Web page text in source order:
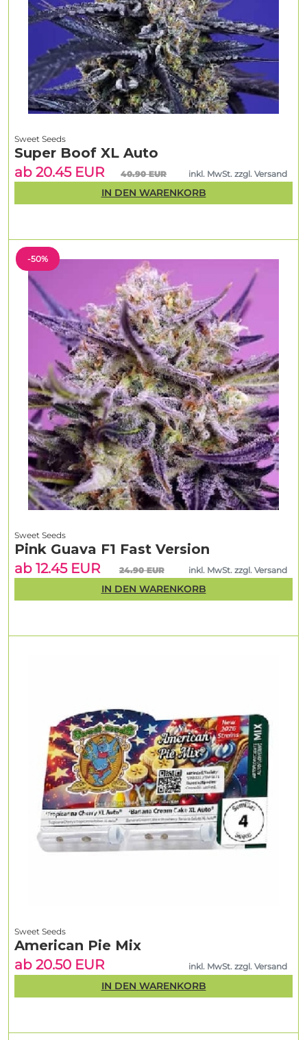
Sweet Seeds
American Pie Mix
ab 20.50 EUR
inkl. MwSt. zzgl. Versand
IN DEN WARENKORB
-50%
Sweet Seeds
Pink Guava F1 Fast Version
ab 12.45 EUR
24.90 EUR inkl. MwSt. zzgl. Versand
IN DEN WARENKORB
Sweet Seeds
Super Boof XL Auto
ab 20.45 EUR
40.90 EUR inkl. MwSt. zzgl. Versand
IN DEN WARENKORB